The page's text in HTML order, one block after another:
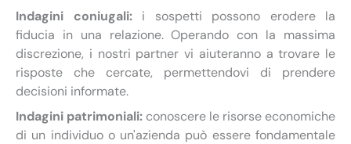
Indagini coniugali:i sospetti possono erodere la
fiducia in una relazione. Operando con la massima
discrezione, i nostri partner vi aiuteranno a trovare le
risposte che cercate, permettendovi di prendere
decisioni informate.
Indagini patrimoniali: conoscere le risorse economiche
di un individuo o un'azienda può essere fondamentale